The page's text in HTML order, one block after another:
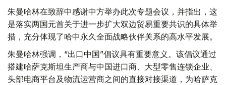
朱曼哈林在致辞中感谢中方举办此次专题会议，并指出，这
是落实两国元首关于进一步扩大双边贸易重要共识的具体举
措，充分体现了哈中永久全面战略伙伴关系的高水平发展。
朱曼哈林强调，“出口中国”倡议具有重要意义。该倡议通过
搭建哈萨克斯坦生产商与中国进口商、大型零售连锁企业、
头部电商平台及物流运营商之间的直接对接渠道，为哈萨克